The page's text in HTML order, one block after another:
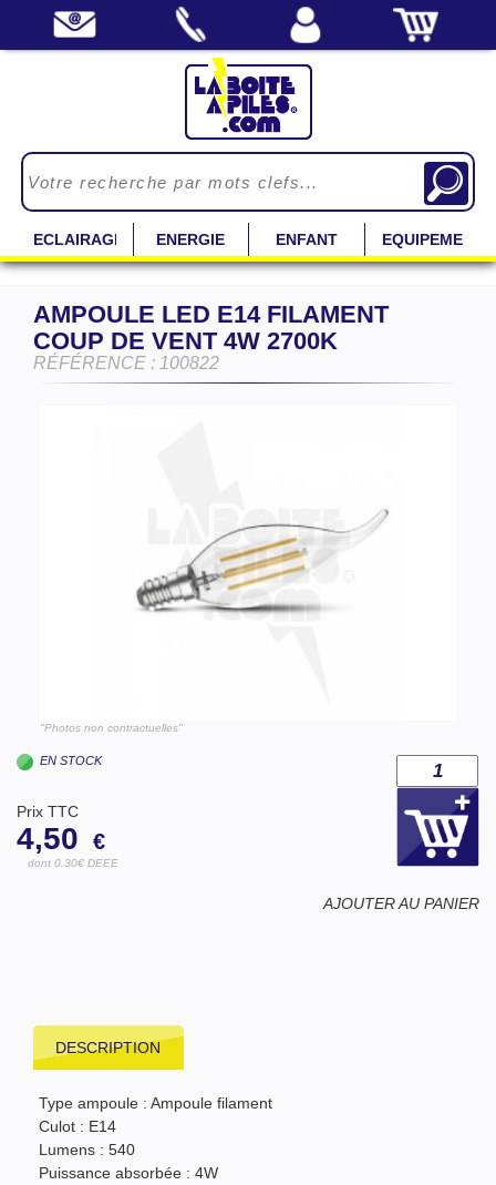
ECLAIRAGE ENERGIE ENFANT EQUIPEMENT
AMPOULE LED E14 FILAMENT
COUP DE VENT 4W 2700K
RÉFÉRENCE : 100822
"Photos non contractuelles"
EN STOCK
Prix TTC
4,50 €
dont 0.30€ DEEE
AJOUTER AU PANIER
DESCRIPTION
Type ampoule : Ampoule filament
Culot : E14
Lumens : 540
Puissance absorbée : 4W